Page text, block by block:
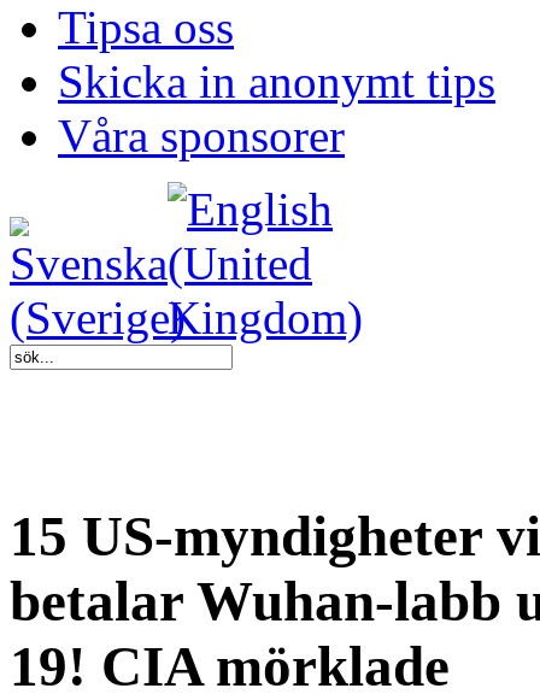
Tipsa oss
Skicka in anonymt tips
Våra sponsorer
15 US-myndigheter
betalar Wuhan-labb
19! CIA mörklade